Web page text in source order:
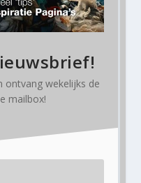
ontvang wekelijks de
mailbox!